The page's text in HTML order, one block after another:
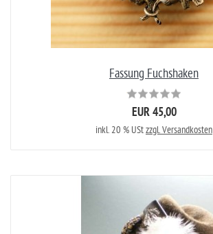
Fassung Fuchshaken
EUR 45,00
inkl. 20 % UStzzgl. Versandkosten